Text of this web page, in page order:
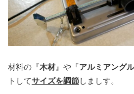
材料の『木材』や『アルミアングル
トしてサイズを調節しましす。